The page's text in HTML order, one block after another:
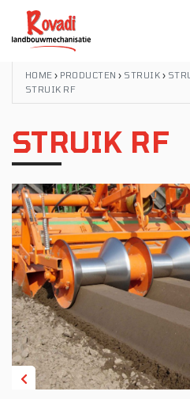
HOME › PRODUCTEN › STRUIK ›
STRUIK RF
STRUIK RF